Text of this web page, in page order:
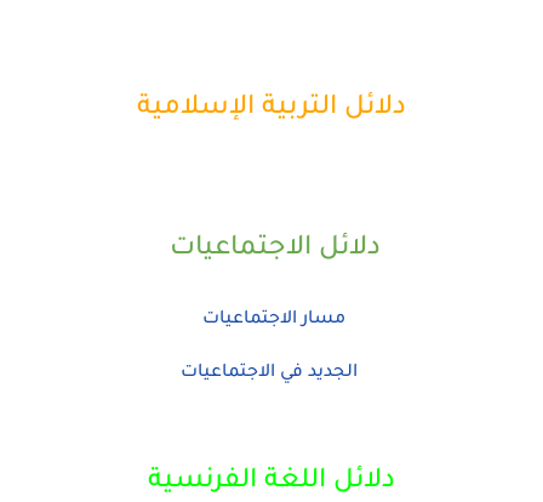
دلائل التربية الإسلامية
دلائل الاجتماعيات
مسار الاجتماعيات
الجديد في الاجتماعيات
دلائل اللغة الفرنسية